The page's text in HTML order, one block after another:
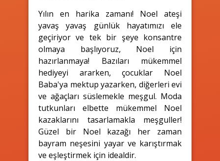
Yılın en harika zamanı! Noel ateşi
yavaş yavaş günlük hayatımızı ele
geçiriyor ve tek bir şeye konsantre
olmaya başlıyoruz, Noel için
hazırlanmaya! Bazıları mükemmel
hediyeyi ararken, çocuklar Noel
Baba'ya mektup yazarken, diğerleri evi
ve ağaçları süslemekle meşgul. Moda
tutkunları elbette mükemmel Noel
kazaklarını tasarlamakla meşguller!
Güzel bir Noel kazağı her zaman
bayram neşesini yayar ve karıştırmak
ve eşleştirmek için idealdir.